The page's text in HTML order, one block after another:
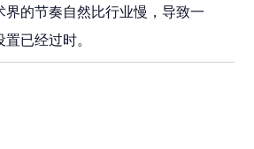
界的节奏自然比行业慢，导致一
已经过时。